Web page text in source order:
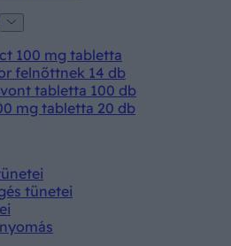
100 mg tabletta
felnőttnek 14 db
tabletta 100 db
mg tabletta 20 db
tünetei